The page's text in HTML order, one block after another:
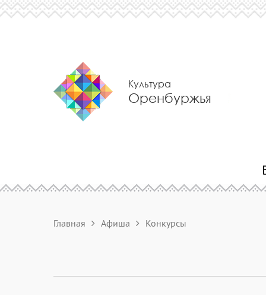
Культура
Оренбуржья
Главная Афиша Конкурсы